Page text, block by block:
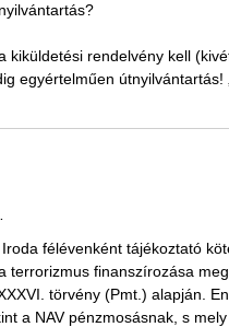
kiküldetési rendelvény kell
egyértelműen útnyilvántartás! „
félévenként tájékoztató
terrorizmus finanszírozása
törvény (Pmt.) alapján.
a NAV pénzmosásnak, s